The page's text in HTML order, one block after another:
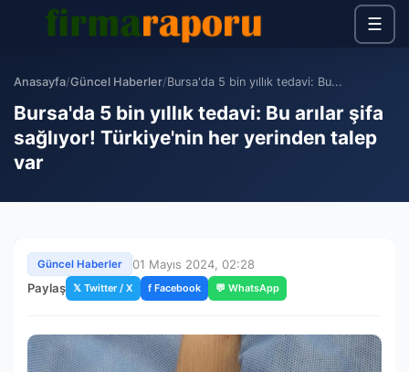
☰
Anasayfa/Güncel Haberler/Bursa'da 5 bin yıllık tedavi: Bu...
Bursa'da 5 bin yıllık tedavi: Bu arılar şifa
sağlıyor! Türkiye'nin her yerinden talep
var
Güncel Haberler
01 Mayıs 2024, 02:28
Paylaş 𝕏 Twitter / X f Facebook 💬 WhatsApp